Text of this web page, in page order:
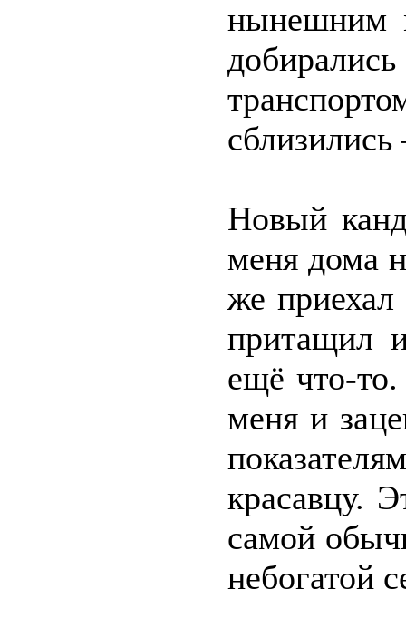
нынешним
сблизились
Новый
меня дома
же приехал
притащил
ещё что-
меня и
красавцу.
самой
небогатой